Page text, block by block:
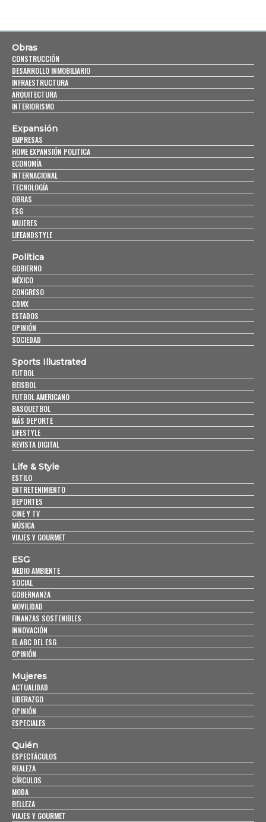
Obras
CONSTRUCCIÓN
DESARROLLO INMOBILIARIO
INFRAESTRUCTURA
ARQUITECTURA
INTERIORISMO
Expansión
EMPRESAS
HOME EXPANSIÓN POLITICA
ECONOMÍA
INTERNACIONAL
TECNOLOGÍA
OBRAS
ESG
MUJERES
LIFEANDSTYLE
Política
GOBIERNO
MÉXICO
CONGRESO
CDMX
ESTADOS
OPINIÓN
SOCIEDAD
Sports Illustrated
FUTBOL
BEISBOL
FUTBOL AMERICANO
BASQUETBOL
MÁS DEPORTE
LIFESTYLE
REVISTA DIGITAL
Life & Style
ESTILO
ENTRETENIMIENTO
DEPORTES
CINE Y TV
MÚSICA
VIAJES Y GOURMET
ESG
MEDIO AMBIENTE
SOCIAL
GOBERNANZA
MOVILIDAD
FINANZAS SOSTENIBLES
INNOVACIÓN
EL ABC DEL ESG
OPINIÓN
Mujeres
ACTUALIDAD
LIDERAZGO
OPINIÓN
ESPECIALES
Quién
ESPECTÁCULOS
REALEZA
CÍRCULOS
MODA
BELLEZA
VIAJES Y GOURMET